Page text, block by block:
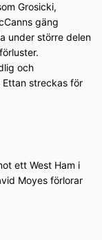
Grosicki,
gäng
under större delen
och
streckas för
ett West Ham i
Moyes förlorar